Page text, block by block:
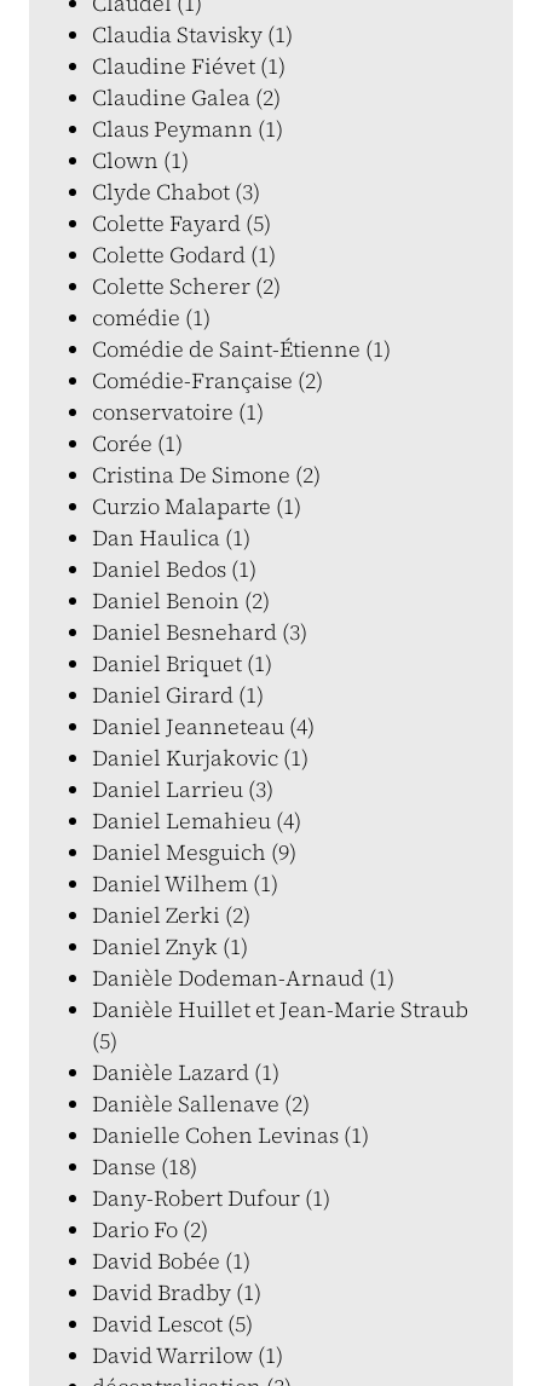
Claudia Stavisky (1)
Claudine Fiévet (1)
Claudine Galea (2)
Claus Peymann (1)
Clown (1)
Clyde Chabot (3)
Colette Fayard (5)
Colette Godard (1)
Colette Scherer (2)
comédie (1)
Comédie de Saint-Étienne (1)
Comédie-Française (2)
conservatoire (1)
Corée (1)
Cristina De Simone (2)
Curzio Malaparte (1)
Dan Haulica (1)
Daniel Bedos (1)
Daniel Benoin (2)
Daniel Besnehard (3)
Daniel Briquet (1)
Daniel Girard (1)
Daniel Jeanneteau (4)
Daniel Kurjakovic (1)
Daniel Larrieu (3)
Daniel Lemahieu (4)
Daniel Mesguich (9)
Daniel Wilhem (1)
Daniel Zerki (2)
Daniel Znyk (1)
Danièle Dodeman-Arnaud (1)
Danièle Huillet et Jean-Marie Straub
(5)
Danièle Lazard (1)
Danièle Sallenave (2)
Danielle Cohen Levinas (1)
Danse (18)
Dany-Robert Dufour (1)
Dario Fo (2)
David Bobée (1)
David Bradby (1)
David Lescot (5)
David Warrilow (1)